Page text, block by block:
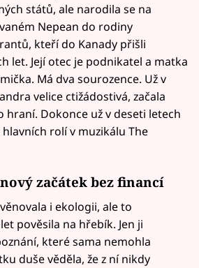
států, ale narodila se na
Nepean do rodiny
kteří do Kanady přišli
let. Její otec je podnikatel a matka
Má dva sourozence. Už v
velice ctižádostivá, začala
hraní. Dokonce už v deseti letech
rolí v muzikálu The
začátek bez financí
i ekologii, ale to
pověsila na hřebík. Jen ji
které sama nemohla
duše věděla, že z ní nikdy